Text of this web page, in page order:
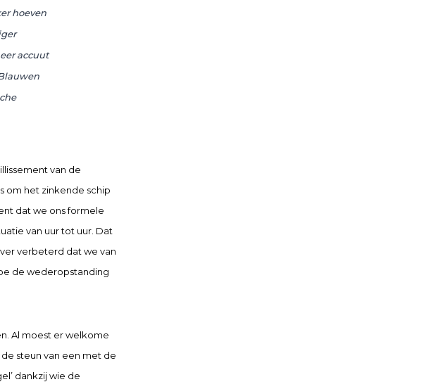
hoeven
accuut
van de
om het zinkende schip
dat we ons formele
van uur tot uur. Dat
verbeterd dat we van
de wederopstanding
Al moest er welkome
steun van een met de
dankzij wie de